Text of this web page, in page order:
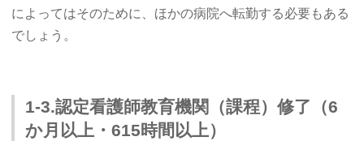
によってはそのために、ほかの病院へ転勤する必要もある
でしょう。
1-3.認定看護師教育機関（課程）修了（6
か月以上・615時間以上）